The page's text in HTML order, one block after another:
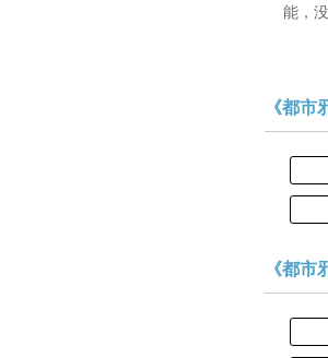
能，
《都市
《都市